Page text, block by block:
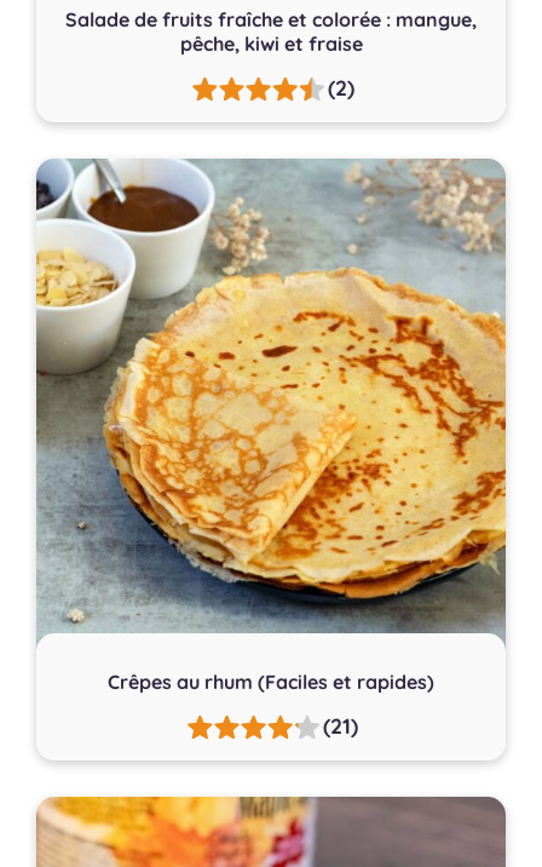
Salade de fruits fraîche et colorée : mangue,
pêche, kiwi et fraise
(2)
Crêpes au rhum (Faciles et rapides)
(21)